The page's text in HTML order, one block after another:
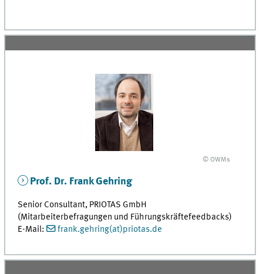
© OWMs
Prof. Dr. Frank Gehring
Senior Consultant, PRIOTAS GmbH
(Mitarbeiterbefragungen und Führungskräftefeedbacks)
E-Mail:
frank.gehring(at)priotas.de